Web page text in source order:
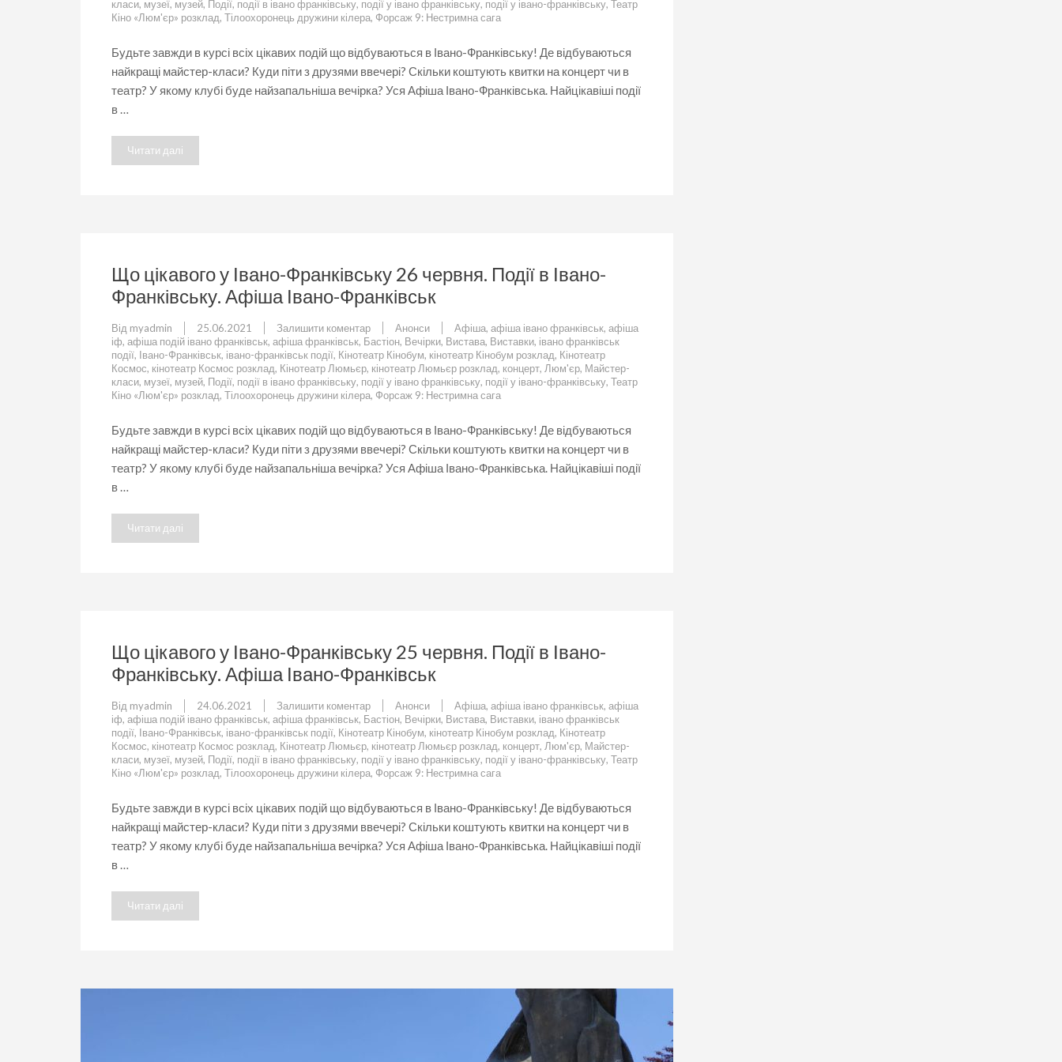
Івано-
Франківську
Події
в
Івано-
Франківську.
класи, музеї, музей, Події, події в івано франківську, події у івано франківську, події у івано-франківську, Театр
Кіно «Люм'єр» розклад, Тілоохоронець дружини кілера, Форсаж 9: Нестримна сага
Будьте завжди в курсі всіх цікавих подій що відбуваються в Івано-Франківську! Де відбуваються
найкращі майстер-класи? Куди піти з друзями ввечері? Скільки коштують квитки на концерт чи в
театр? У якому клубі буде найзапальніша вечірка? Уся Афіша Івано-Франківська. Найцікавіші події
в …
Читати далі
Що цікавого у Івано-Франківську 26 червня. Події в Івано-
Франківську. Афіша Івано-Франківськ
Від myadmin 25.06.2021 Залишити коментардо
Що
цікавого
у
Івано-
Франківську
Події
в
Івано-
Франківську.
Анонси Афіша, афіша івано франківськ, афіша
іф, афіша подій івано франківськ, афіша франківськ, Бастіон, Вечірки, Вистава, Виставки, івано франківськ
події, Івано-Франківськ, івано-франківськ події, Кінотеатр Кінобум, кінотеатр Кінобум розклад, Кінотеатр
Космос, кінотеатр Космос розклад, Кінотеатр Люмьєр, кінотеатр Люмьєр розклад, концерт, Люм'єр, Майстер-
класи, музеї, музей, Події, події в івано франківську, події у івано франківську, події у івано-франківську, Театр
Кіно «Люм'єр» розклад, Тілоохоронець дружини кілера, Форсаж 9: Нестримна сага
Будьте завжди в курсі всіх цікавих подій що відбуваються в Івано-Франківську! Де відбуваються
найкращі майстер-класи? Куди піти з друзями ввечері? Скільки коштують квитки на концерт чи в
театр? У якому клубі буде найзапальніша вечірка? Уся Афіша Івано-Франківська. Найцікавіші події
в …
Читати далі
Що цікавого у Івано-Франківську 25 червня. Події в Івано-
Франківську. Афіша Івано-Франківськ
Від myadmin 24.06.2021 Залишити коментардо
Що
цікавого
у
Івано-
Франківську
Події
в
Івано-
Франківську.
Анонси Афіша, афіша івано франківськ, афіша
іф, афіша подій івано франківськ, афіша франківськ, Бастіон, Вечірки, Вистава, Виставки, івано франківськ
події, Івано-Франківськ, івано-франківськ події, Кінотеатр Кінобум, кінотеатр Кінобум розклад, Кінотеатр
Космос, кінотеатр Космос розклад, Кінотеатр Люмьєр, кінотеатр Люмьєр розклад, концерт, Люм'єр, Майстер-
класи, музеї, музей, Події, події в івано франківську, події у івано франківську, події у івано-франківську, Театр
Кіно «Люм'єр» розклад, Тілоохоронець дружини кілера, Форсаж 9: Нестримна сага
Будьте завжди в курсі всіх цікавих подій що відбуваються в Івано-Франківську! Де відбуваються
найкращі майстер-класи? Куди піти з друзями ввечері? Скільки коштують квитки на концерт чи в
театр? У якому клубі буде найзапальніша вечірка? Уся Афіша Івано-Франківська. Найцікавіші події
в …
Читати далі